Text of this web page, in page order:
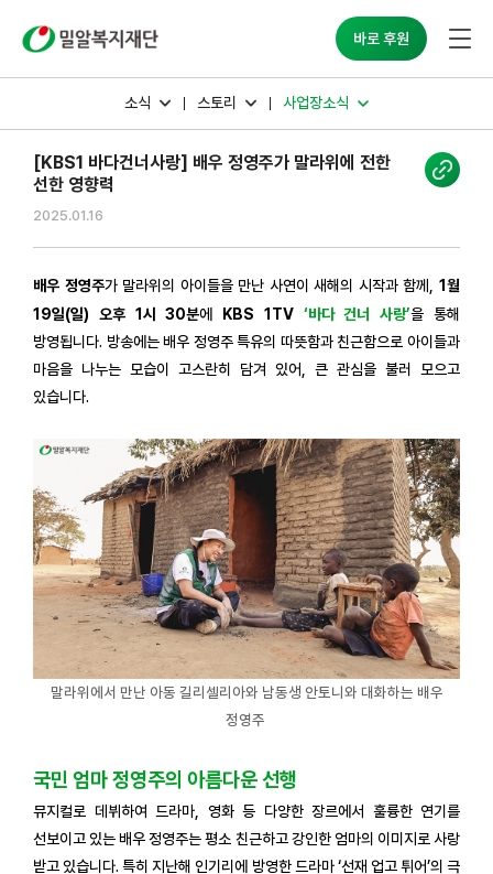
바로 후원
소식 스토리 사업장소식
[KBS1 바다건너사랑] 배우 정영주가 말라위에 전한
선한 영향력
2025.01.16
배우 정영주가 말라위의 아이들을 만난 사연이 새해의 시작과 함께,1월
19일(일) 오후 1시 30분에 KBS 1TV ‘바다 건너 사랑’을 통해
방영됩니다. 방송에는 배우 정영주 특유의 따뜻함과 친근함으로 아이들과
마음을 나누는 모습이 고스란히 담겨 있어, 큰 관심을 불러 모으고
있습니다.
말라위에서 만난 아동 길리셀리아와 남동생 안토니와 대화하는 배우
정영주
국민 엄마 정영주의 아름다운 선행
뮤지컬로 데뷔하여 드라마, 영화 등 다양한 장르에서 훌륭한 연기를
선보이고 있는 배우 정영주는 평소 친근하고 강인한 엄마의 이미지로 사랑
받고 있습니다. 특히 지난해 인기리에 방영한 드라마 ‘선재 업고 튀어’의 극